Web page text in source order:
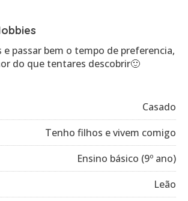
e passar bem o tempo de preferencia,
do que tentares descobrir🙂
Casado
Tenho filhos e vivem comigo
Ensino básico (9º ano)
Leão